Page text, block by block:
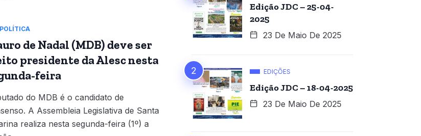
POLÍTICA
de Nadal (MDB) deve ser
presidente da Alesc nesta
feira
do MDB é o candidato de
A Assembleia Legislativa de Santa
realiza nesta segunda-feira (1º) a
Edição JDC – 25-04-
2025
23 De Maio De 2025
EDIÇÕES
Edição JDC – 18-04-2025
23 De Maio De 2025